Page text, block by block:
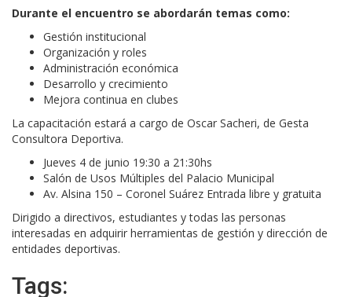
Durante el encuentro se abordarán temas como:
Gestión institucional
Organización y roles
Administración económica
Desarrollo y crecimiento
Mejora continua en clubes
La capacitación estará a cargo de Oscar Sacheri, de Gesta
Consultora Deportiva.
Jueves 4 de junio 19:30 a 21:30hs
Salón de Usos Múltiples del Palacio Municipal
Av. Alsina 150 – Coronel Suárez Entrada libre y gratuita
Dirigido a directivos, estudiantes y todas las personas
interesadas en adquirir herramientas de gestión y dirección de
entidades deportivas.
Tags: